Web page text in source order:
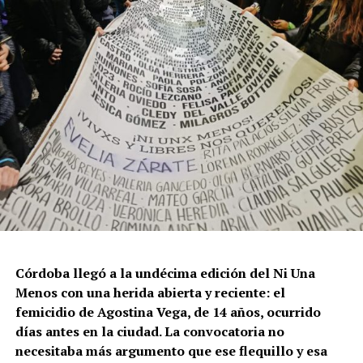
Córdoba llegó a la undécima edición del Ni Una
Menos con una herida abierta y reciente: el
femicidio de Agostina Vega, de 14 años, ocurrido
días antes en la ciudad. La convocatoria no
necesitaba más argumento que ese flequillo y esa